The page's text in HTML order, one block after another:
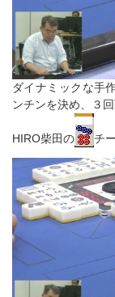
ダイナミックな手
ンチンを決め、３
HIRO柴田の チ